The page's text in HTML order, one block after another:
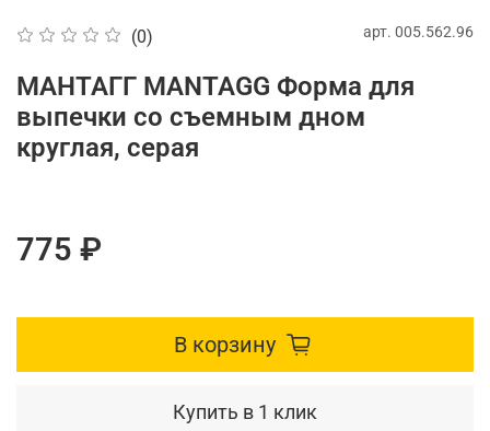
(0) арт. 005.562.96
МАНТАГГ MANTAGG Форма для
выпечки со съемным дном
круглая, серая
775 ₽
В корзину
Купить в 1 клик